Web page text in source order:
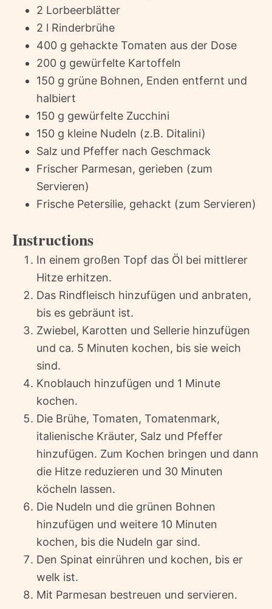
2 Lorbeerblätter
2 l Rinderbrühe
400 g gehackte Tomaten aus der Dose
200 g gewürfelte Kartoffeln
150 g grüne Bohnen, Enden entfernt und
halbiert
150 g gewürfelte Zucchini
150 g kleine Nudeln (z.B. Ditalini)
Salz und Pfeffer nach Geschmack
Frischer Parmesan, gerieben (zum
Servieren)
Frische Petersilie, gehackt (zum Servieren)
Instructions
In einem großen Topf das Öl bei mittlerer
Hitze erhitzen.
Das Rindfleisch hinzufügen und anbraten,
bis es gebräunt ist.
Zwiebel, Karotten und Sellerie hinzufügen
und ca. 5 Minuten kochen, bis sie weich
sind.
Knoblauch hinzufügen und 1 Minute
kochen.
Die Brühe, Tomaten, Tomatenmark,
italienische Kräuter, Salz und Pfeffer
hinzufügen. Zum Kochen bringen und dann
die Hitze reduzieren und 30 Minuten
köcheln lassen.
Die Nudeln und die grünen Bohnen
hinzufügen und weitere 10 Minuten
kochen, bis die Nudeln gar sind.
Den Spinat einrühren und kochen, bis er
welk ist.
Mit Parmesan bestreuen und servieren.